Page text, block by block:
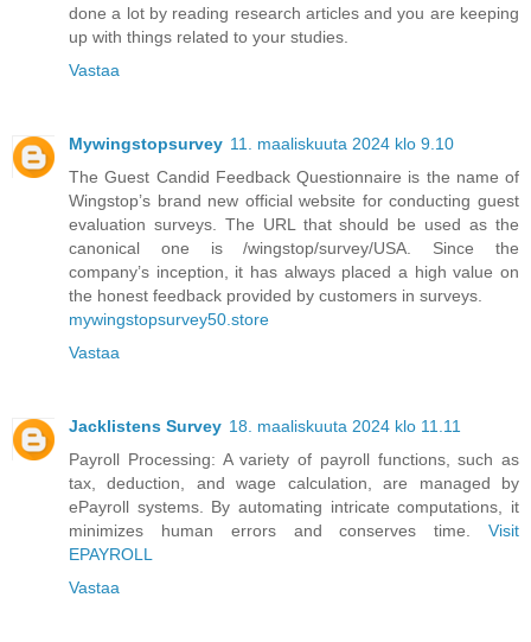
done a lot by reading research articles and you are keeping
up with things related to your studies.
Vastaa
Mywingstopsurvey 11. maaliskuuta 2024 klo 9.10
The Guest Candid Feedback Questionnaire is the name of
Wingstop’s brand new official website for conducting guest
evaluation surveys. The URL that should be used as the
canonical one is /wingstop/survey/USA. Since the
company’s inception, it has always placed a high value on
the honest feedback provided by customers in surveys.
mywingstopsurvey50.store
Vastaa
Jacklistens Survey 18. maaliskuuta 2024 klo 11.11
Payroll Processing: A variety of payroll functions, such as
tax, deduction, and wage calculation, are managed by
ePayroll systems. By automating intricate computations, it
minimizes human errors and conserves time. Visit
EPAYROLL
Vastaa